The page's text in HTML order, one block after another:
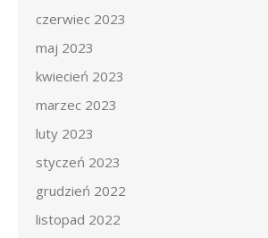
czerwiec 2023
maj 2023
kwiecień 2023
marzec 2023
luty 2023
styczeń 2023
grudzień 2022
listopad 2022